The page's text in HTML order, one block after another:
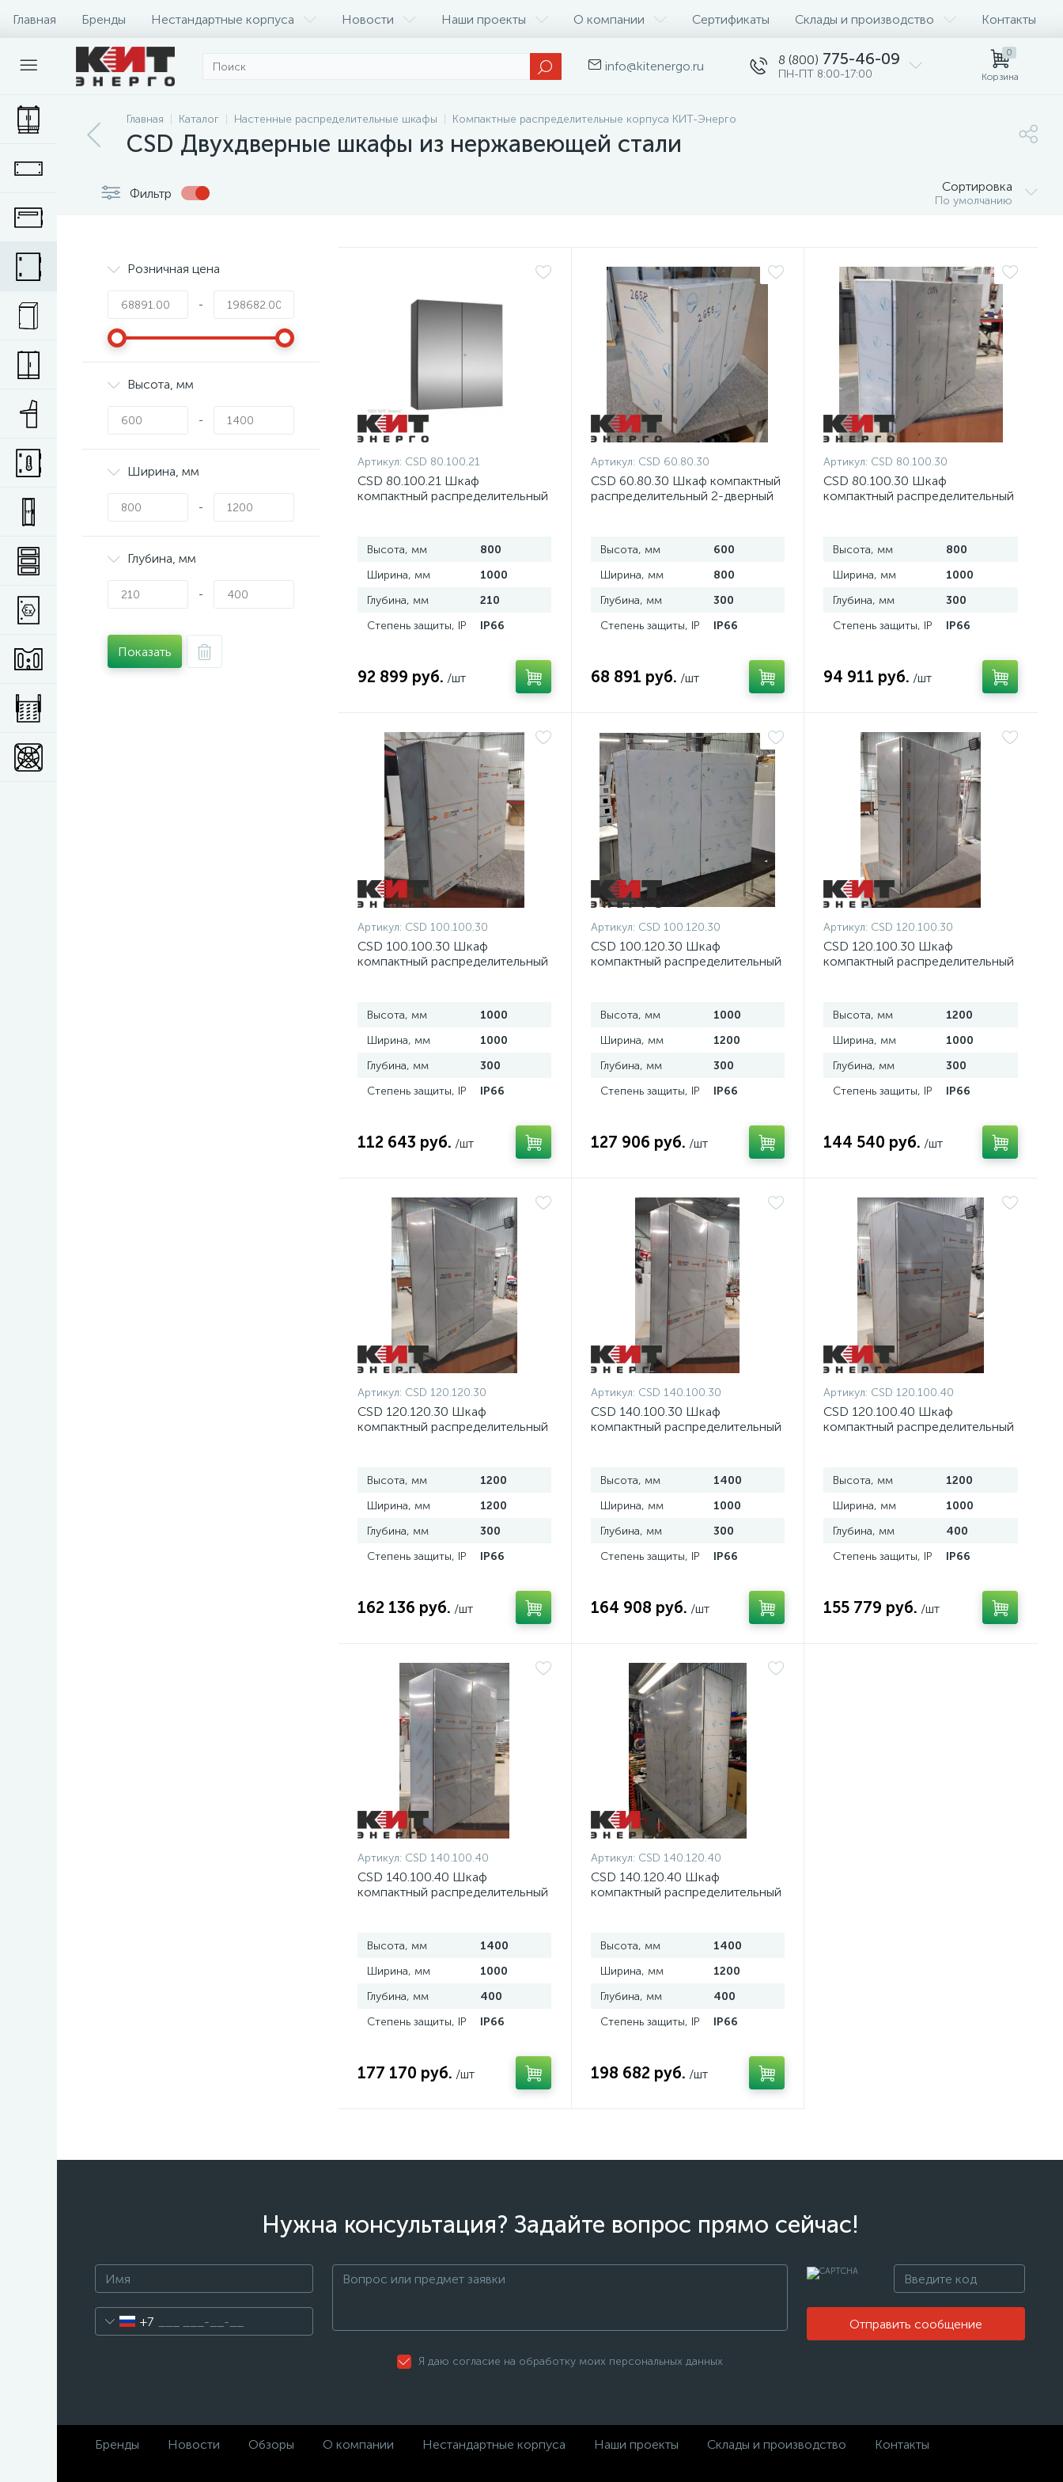
Главная Бренды Нестандартные корпуса Новости Наши проекты О компании Сертификаты Склады и производство Контакты
info@kitenergo.ru 8 (800) 775-46-09
ПН-ПТ 8:00-17:00
0
Корзина
Главная Каталог Настенные распределительные шкафы Компактные распределительные корпуса КИТ-Энерго
CSD Двухдверные шкафы из нержавеющей стали
Фильтр Сортировка
По умолчанию
Розничная цена
-
Высота, мм
-
Ширина, мм
-
Глубина, мм
-
Показать
Артикул: CSD 80.100.21
CSD 80.100.21 Шкаф
компактный распределительный
Высота, мм
800
Ширина, мм
1000
Глубина, мм
210
Степень защиты, IP
IP66
92 899 руб. /шт
Артикул: CSD 60.80.30
CSD 60.80.30 Шкаф компактный
распределительный 2-дверный
Высота, мм
600
Ширина, мм
800
Глубина, мм
300
Степень защиты, IP
IP66
68 891 руб. /шт
Артикул: CSD 80.100.30
CSD 80.100.30 Шкаф
компактный распределительный
Высота, мм
800
Ширина, мм
1000
Глубина, мм
300
Степень защиты, IP
IP66
94 911 руб. /шт
Артикул: CSD 100.100.30
CSD 100.100.30 Шкаф
компактный распределительный
Высота, мм
1000
Ширина, мм
1000
Глубина, мм
300
Степень защиты, IP
IP66
112 643 руб. /шт
Артикул: CSD 100.120.30
CSD 100.120.30 Шкаф
компактный распределительный
Высота, мм
1000
Ширина, мм
1200
Глубина, мм
300
Степень защиты, IP
IP66
127 906 руб. /шт
Артикул: CSD 120.100.30
CSD 120.100.30 Шкаф
компактный распределительный
Высота, мм
1200
Ширина, мм
1000
Глубина, мм
300
Степень защиты, IP
IP66
144 540 руб. /шт
Артикул: CSD 120.120.30
CSD 120.120.30 Шкаф
компактный распределительный
Высота, мм
1200
Ширина, мм
1200
Глубина, мм
300
Степень защиты, IP
IP66
162 136 руб. /шт
Артикул: CSD 140.100.30
CSD 140.100.30 Шкаф
компактный распределительный
Высота, мм
1400
Ширина, мм
1000
Глубина, мм
300
Степень защиты, IP
IP66
164 908 руб. /шт
Артикул: CSD 120.100.40
CSD 120.100.40 Шкаф
компактный распределительный
Высота, мм
1200
Ширина, мм
1000
Глубина, мм
400
Степень защиты, IP
IP66
155 779 руб. /шт
Артикул: CSD 140.100.40
CSD 140.100.40 Шкаф
компактный распределительный
Высота, мм
1400
Ширина, мм
1000
Глубина, мм
400
Степень защиты, IP
IP66
177 170 руб. /шт
Артикул: CSD 140.120.40
CSD 140.120.40 Шкаф
компактный распределительный
Высота, мм
1400
Ширина, мм
1200
Глубина, мм
400
Степень защиты, IP
IP66
198 682 руб. /шт
Нужна консультация? Задайте вопрос прямо сейчас!
+7 Отправить сообщение
Я даю согласие на обработку моих персональных данных
Бренды Новости Обзоры О компании Нестандартные корпуса Наши проекты Склады и производство Контакты